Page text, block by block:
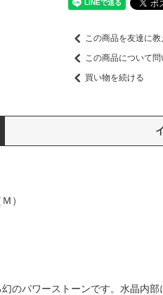
この商品を友達に教
この商品について問
買い物を続ける
）
のパワーストーンです。水晶内